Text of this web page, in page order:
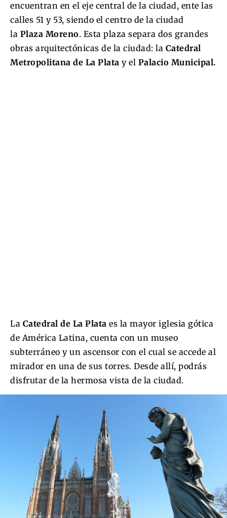
encuentran en el eje central de la ciudad, ente las
calles 51 y 53, siendo el centro de la ciudad
la Plaza Moreno. Esta plaza separa dos grandes
obras arquitectónicas de la ciudad: la Catedral
Metropolitana de La Plata y el Palacio Municipal.
La Catedral de La Plata es la mayor iglesia gótica
de América Latina, cuenta con un museo
subterráneo y un ascensor con el cual se accede al
mirador en una de sus torres. Desde allí, podrás
disfrutar de la hermosa vista de la ciudad.